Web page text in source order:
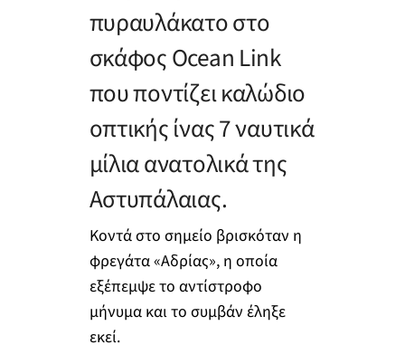
πυραυλάκατο στο
σκάφος Ocean Link
που ποντίζει καλώδιο
οπτικής ίνας 7 ναυτικά
μίλια ανατολικά της
Αστυπάλαιας.
Κοντά στο σημείο βρισκόταν η
φρεγάτα «Αδρίας», η οποία
εξέπεμψε το αντίστροφο
μήνυμα και το συμβάν έληξε
εκεί.